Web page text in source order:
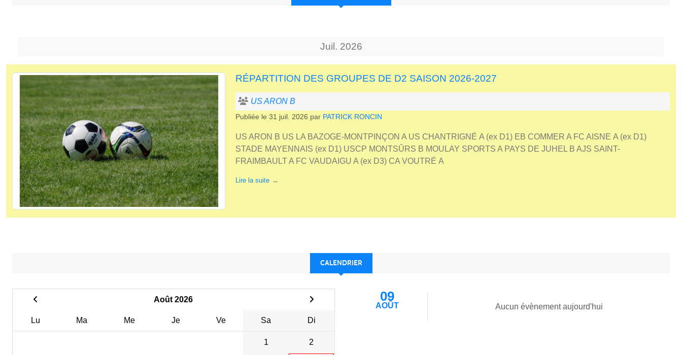
Juil. 2026
RÉPARTITION DES GROUPES DE D2 SAISON 2026-2027
US ARON B
Publiée le 31 juil. 2026 par PATRICK RONCIN
US ARON B US LA BAZOGE-MONTPINÇON A US CHANTRIGNÉ A (ex D1) EB COMMER A FC AISNE A (ex D1)
STADE MAYENNAIS (ex D1) USCP MONTSÛRS B MOULAY SPORTS A PAYS DE JUHEL B AJS SAINT-
FRAIMBAULT A FC VAUDAIGU A (ex D3) CA VOUTRÉ A
Lire la suite
CALENDRIER
Août 2026
Lu Ma Me Je Ve Sa Di
1 2
09
AOÛT Aucun évènement aujourd'hui